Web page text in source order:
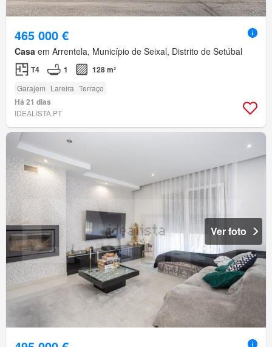
465 000 €
Casa em Arrentela, Município de Seixal, Distrito de Setúbal
T4 1 128 m²
Garajem Lareira Terraço
Há 21 dias
IDEALISTA.PT
Ver foto